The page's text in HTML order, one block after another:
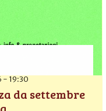
19:30
da settembre